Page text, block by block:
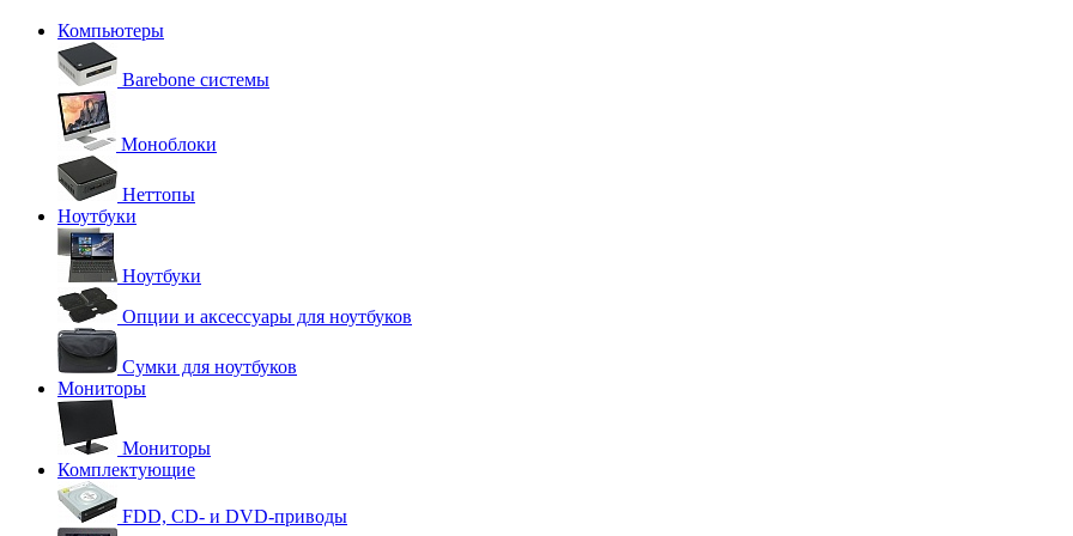
Компьютеры
Barebone системы
Моноблоки
Неттопы
Ноутбуки
Ноутбуки
Опции и аксессуары для ноутбуков
Сумки для ноутбуков
Мониторы
Мониторы
Комплектующие
FDD, CD- и DVD-приводы